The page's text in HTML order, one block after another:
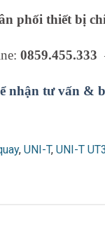
phối thiết bị
0859.455.333
nhận tư vấn &
, UNI-T, UNI-T